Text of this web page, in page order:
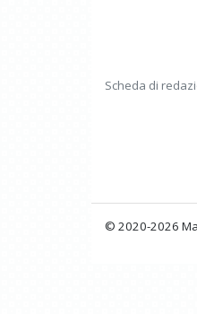
Scheda di
© 2020-2026